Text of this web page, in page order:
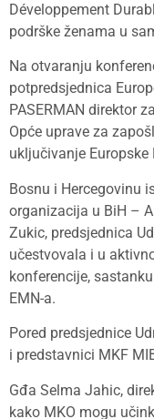
Développement
podrške ženama u
Na otvaranju
potpredsjednica
PASERMAN direktor
Opće uprave za
uključivanje Europske
Bosnu i Hercegovinu
organizacija u BiH –
Zukic, predsjednica
učestvovala i u
konferencije,
EMN-a.
Pored predsjednice
i predstavnici MKF
Gđa Selma Jahic,
kako MKO mogu